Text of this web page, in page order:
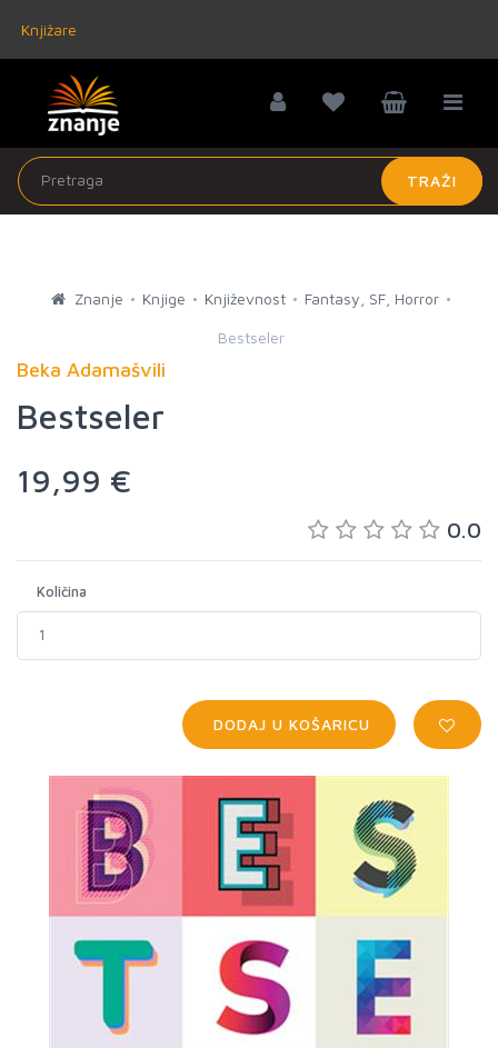
Knjižare
TRAŽI
Znanje Knjige Književnost Fantasy, SF, Horror
Bestseler
Beka Adamašvili
Bestseler
19,99 €
0.0
Količina
DODAJ U KOŠARICU